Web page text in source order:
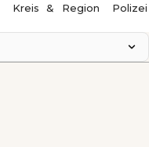
Kreis & Region Polizei